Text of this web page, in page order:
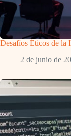
Desafíos Éticos de la
2 de junio de